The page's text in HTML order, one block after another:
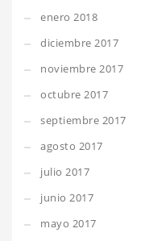
enero 2018
diciembre 2017
noviembre 2017
octubre 2017
septiembre 2017
agosto 2017
julio 2017
junio 2017
mayo 2017